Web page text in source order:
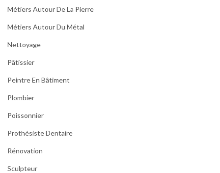
Métiers Autour De La Pierre
Métiers Autour Du Métal
Nettoyage
Pâtissier
Peintre En Bâtiment
Plombier
Poissonnier
Prothésiste Dentaire
Rénovation
Sculpteur